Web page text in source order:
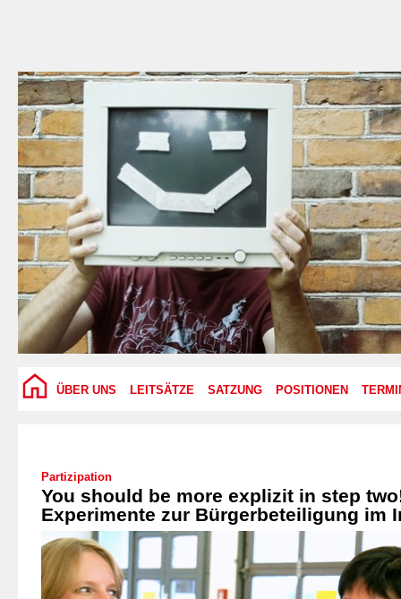
ÜBER UNS LEITSÄTZE SATZUNG POSITIONEN
Partizipation
You should be more explizit in step
Experimente zur Bürgerbeteiligung im